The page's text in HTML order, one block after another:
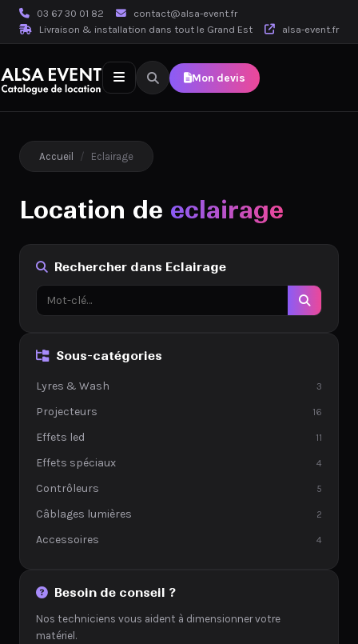
03 67 30 01 82
contact@alsa-event.fr
Livraison & installation dans tout le Grand Est
alsa-event.fr
Mon devis
Accueil / Eclairage
Location de eclairage
Rechercher dans Eclairage
Sous-catégories
Lyres & Wash 3
Projecteurs 16
Effets led 11
Effets spéciaux 4
Contrôleurs 5
Câblages lumières 2
Accessoires 4
Besoin de conseil ?
Nos techniciens vous aident à dimensionner votre
matériel.